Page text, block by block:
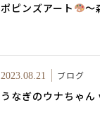
ポピンズアート ～
2023.08.21 ブログ
うなぎのウナちゃ